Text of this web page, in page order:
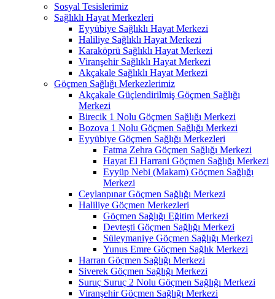
Sosyal Tesislerimiz
Sağlıklı Hayat Merkezleri
Eyyübiye Sağlıklı Hayat Merkezi
Haliliye Sağlıklı Hayat Merkezi
Karaköprü Sağlıklı Hayat Merkezi
Viranşehir Sağlıklı Hayat Merkezi
Akçakale Sağlıklı Hayat Merkezi
Göçmen Sağlığı Merkezlerimiz
Akçakale Güçlendirilmiş Göçmen Sağlığı
Merkezi
Birecik 1 Nolu Göçmen Sağlığı Merkezi
Bozova 1 Nolu Göçmen Sağlığı Merkezi
Eyyübiye Göçmen Sağlığı Merkezleri
Fatma Zehra Göçmen Sağlığı Merkezi
Hayat El Harrani Göçmen Sağlığı Merkezi
Eyyüp Nebi (Makam) Göçmen Sağlığı
Merkezi
Ceylanpınar Göçmen Sağlığı Merkezi
Haliliye Göçmen Merkezleri
Göçmen Sağlığı Eğitim Merkezi
Devteşti Göçmen Sağlığı Merkezi
Süleymaniye Göçmen Sağlığı Merkezi
Yunus Emre Göçmen Sağlık Merkezi
Harran Göçmen Sağlığı Merkezi
Siverek Göçmen Sağlığı Merkezi
Suruç Suruç 2 Nolu Göçmen Sağlığı Merkezi
Viranşehir Göçmen Sağlığı Merkezi